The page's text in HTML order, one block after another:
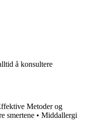
å konsultere
Metoder og
smertene • Middallergi